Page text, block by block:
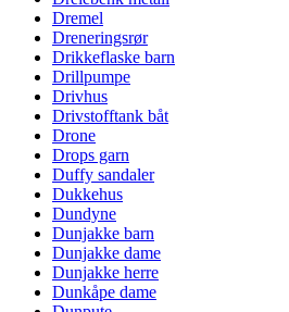
Dremel
Dreneringsrør
Drikkeflaske barn
Drillpumpe
Drivhus
Drivstofftank båt
Drone
Drops garn
Duffy sandaler
Dukkehus
Dundyne
Dunjakke barn
Dunjakke dame
Dunjakke herre
Dunkåpe dame